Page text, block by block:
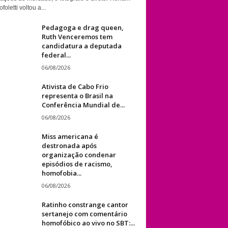
voltou a...
Pedagoga e drag queen,
Ruth Venceremos tem
candidatura a deputada
federal...
06/08/2026
Ativista de Cabo Frio
representa o Brasil na
Conferência Mundial de...
06/08/2026
Miss americana é
destronada após
organização condenar
episódios de racismo,
homofobia...
06/08/2026
Ratinho constrange cantor
sertanejo com comentário
homofóbico ao vivo no SBT:...